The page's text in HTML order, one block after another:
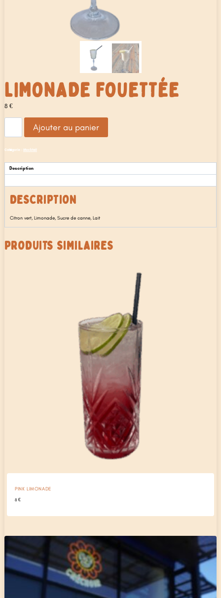
LIMONADE FOUETTÉE
8 €
Limonade
Ajouter au panier
Catégorie : Mocktail
Description
DESCRIPTION
Citron vert, Limonade, Sucre de canne, Lait
PRODUITS SIMILAIRES
PINK LIMONADE
8 €